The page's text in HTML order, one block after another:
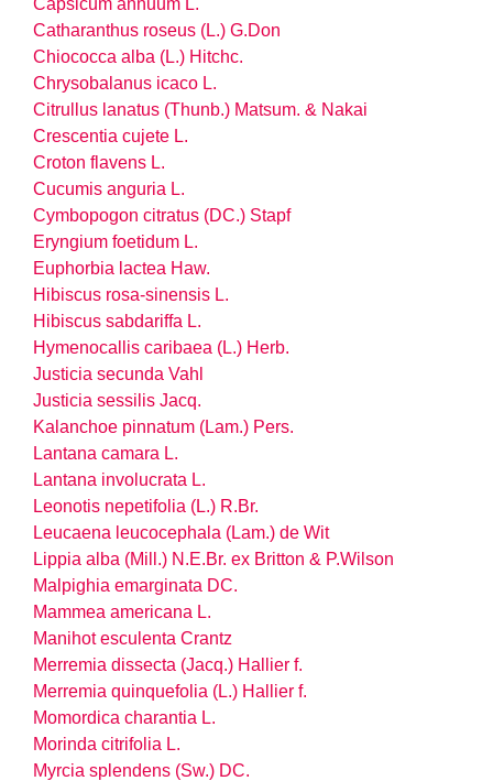
Capsicum annuum L.
Catharanthus roseus (L.) G.Don
Chiococca alba (L.) Hitchc.
Chrysobalanus icaco L.
Citrullus lanatus (Thunb.) Matsum. & Nakai
Crescentia cujete L.
Croton flavens L.
Cucumis anguria L.
Cymbopogon citratus (DC.) Stapf
Eryngium foetidum L.
Euphorbia lactea Haw.
Hibiscus rosa-sinensis L.
Hibiscus sabdariffa L.
Hymenocallis caribaea (L.) Herb.
Justicia secunda Vahl
Justicia sessilis Jacq.
Kalanchoe pinnatum (Lam.) Pers.
Lantana camara L.
Lantana involucrata L.
Leonotis nepetifolia (L.) R.Br.
Leucaena leucocephala (Lam.) de Wit
Lippia alba (Mill.) N.E.Br. ex Britton & P.Wilson
Malpighia emarginata DC.
Mammea americana L.
Manihot esculenta Crantz
Merremia dissecta (Jacq.) Hallier f.
Merremia quinquefolia (L.) Hallier f.
Momordica charantia L.
Morinda citrifolia L.
Myrcia splendens (Sw.) DC.